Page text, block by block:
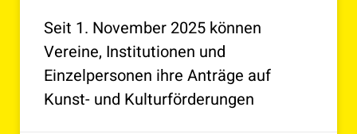
Seit 1. November 2025 können
Vereine, Institutionen und
Einzelpersonen ihre Anträge auf
Kunst- und Kulturförderungen